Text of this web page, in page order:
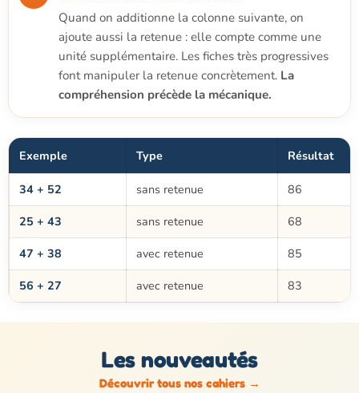
Quand on additionne la colonne suivante, on
ajoute aussi la retenue : elle compte comme une
unité supplémentaire. Les fiches très progressives
font manipuler la retenue concrètement. La
compréhension précède la mécanique.
Exemple Type Résultat
34 + 52 sans retenue
86
25 + 43
sans retenue
68
47 + 38
avec retenue
85
56 + 27
avec retenue 83
Les nouveautés
Découvrir tous nos cahiers →